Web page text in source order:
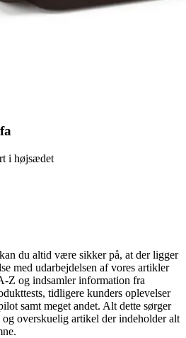
i højsædet
du altid være sikker på, at der ligger
med udarbejdelsen af vores artikler
Z og indsamler information fra
tidligere kunders oplevelser
samt meget andet. Alt dette sørger
overskuelig artikel der indeholder alt